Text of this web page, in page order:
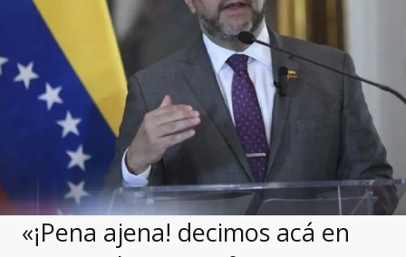
«¡Pena ajena! decimos acá en